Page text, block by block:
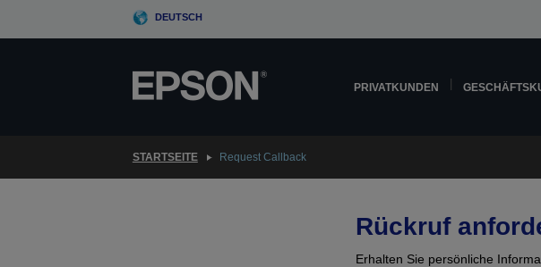
DEUTSCH
PRIVATKUNDEN
STARTSEITE Request Callback
Rückruf
Erhalten Sie persönliche